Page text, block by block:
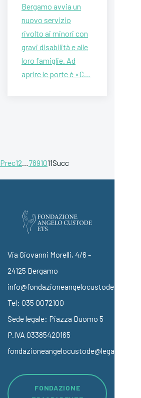
Bergamo avvia un
nuovo servizio
rivolto ai minori con
gravi disabilità e alle
loro famiglie. Ad
aprire le porte è «C…
Prec12…7891011Succ
Via Giovanni Morelli, 4/6 -
24125 Bergamo
info@fondazioneangelocustode.it
Tel: 035 0072100
Sede legale: Piazza Duomo 5
P.IVA 03385420165
fondazioneangelocustode@legalmail.it
FONDAZIONE